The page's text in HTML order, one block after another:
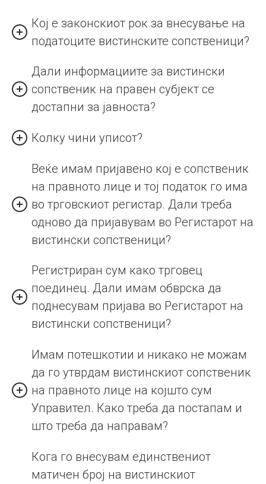
Кој е законскиот рок за внесување на
податоците вистинските сопственици?
Дали информациите за вистински
сопственик на правен субјект се
достапни за јавноста?
Колку чини уписот?
Веќе имам пријавено кој е сопственик
на правното лице и тој податок го има
во трговскиот регистар. Дали треба
одново да пријавувам во Регистарот на
вистински сопственици?
Регистриран сум како трговец
поединец. Дали имам обврска да
поднесувам пријава во Регистарот на
вистински сопственици?
Имам потешкотии и никако не можам
да го утврдам вистинскиот сопственик
на правното лице на којшто сум
Управител. Како треба да постапам и
што треба да направам?
Кога го внесувам единствениот
матичен број на вистинскиот